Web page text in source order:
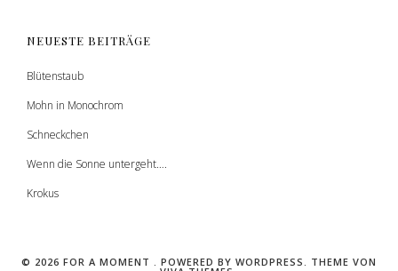
NEUESTE BEITRÄGE
Blütenstaub
Mohn in Monochrom
Schneckchen
Wenn die Sonne untergeht….
Krokus
© 2026 FOR A MOMENT . POWERED BY WORDPRESS. THEME VON